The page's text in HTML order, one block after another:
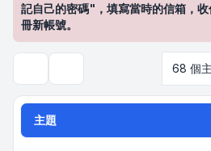
記自己的密碼"，填寫當時的信箱，
冊新帳號。
68 個
主題